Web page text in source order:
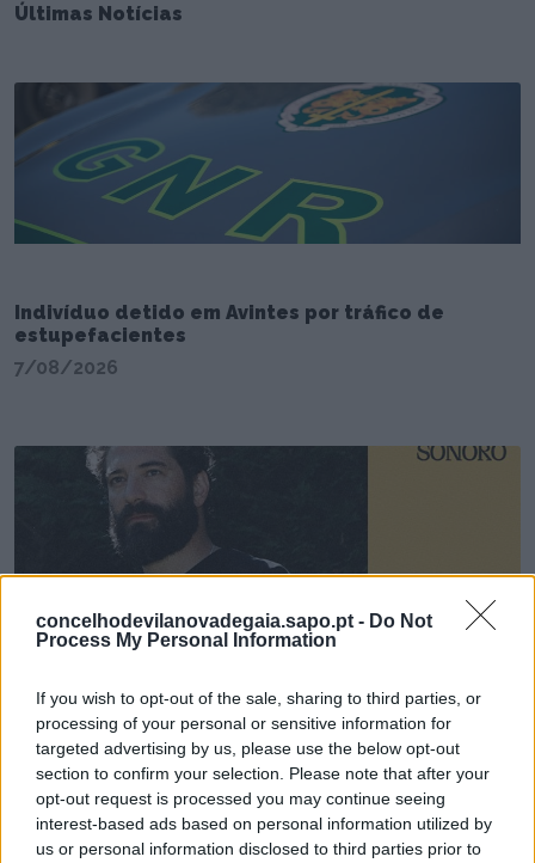
concelhodevilanovadegaia.sapo.pt - Do Not
Process My Personal Information
If you wish to opt-out of the sale, sharing to third parties, or
processing of your personal or sensitive information for
targeted advertising by us, please use the below opt-out
section to confirm your selection. Please note that after your
opt-out request is processed you may continue seeing
interest-based ads based on personal information utilized by
us or personal information disclosed to third parties prior to
Últimas Notícias
Indivíduo detido em Avintes por tráfico de
estupefacientes
7/08/2026
Nuno Lopes
7/08/2026